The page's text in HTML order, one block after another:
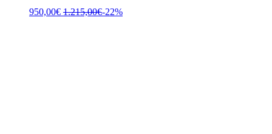
950,00€ 1.215,00€-22%